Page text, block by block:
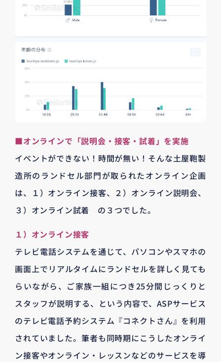
■オンラインで「説明会・接客・試着」を実施
イベントができない！時間が無い！そんな土屋鞄製
造所のランドセル部門が取られたオンライン企画
は、１）オンライン接客、２）オンライン説明会、
３）オンライン試着 の３つでした。
１）オンライン接客
テレビ電話システムを通じて、パソコンやスマホの
画面上でリアルタイムにランドセルを詳しく見ても
らいながら、ご家族一組につき25分間じっくりと
スタッフが説明する、という内容で、ASPサービス
のテレビ電話予約システム『コネクトさん』を利用
されていました。筆者も同時期にこうしたオンライ
ン接客やオンライン・レッスンなどのサービスを導